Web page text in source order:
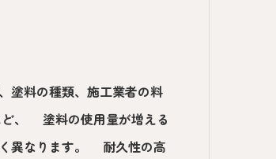
塗料の種類、施工業者の料
、 塗料の使用量が増える
異なります。 耐久性の高